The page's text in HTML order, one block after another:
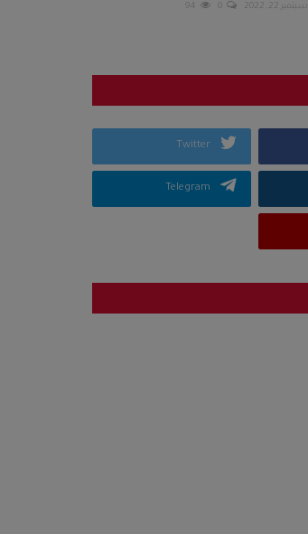
سبتمبر 22, 2022 0
94
Twitter
Telegram